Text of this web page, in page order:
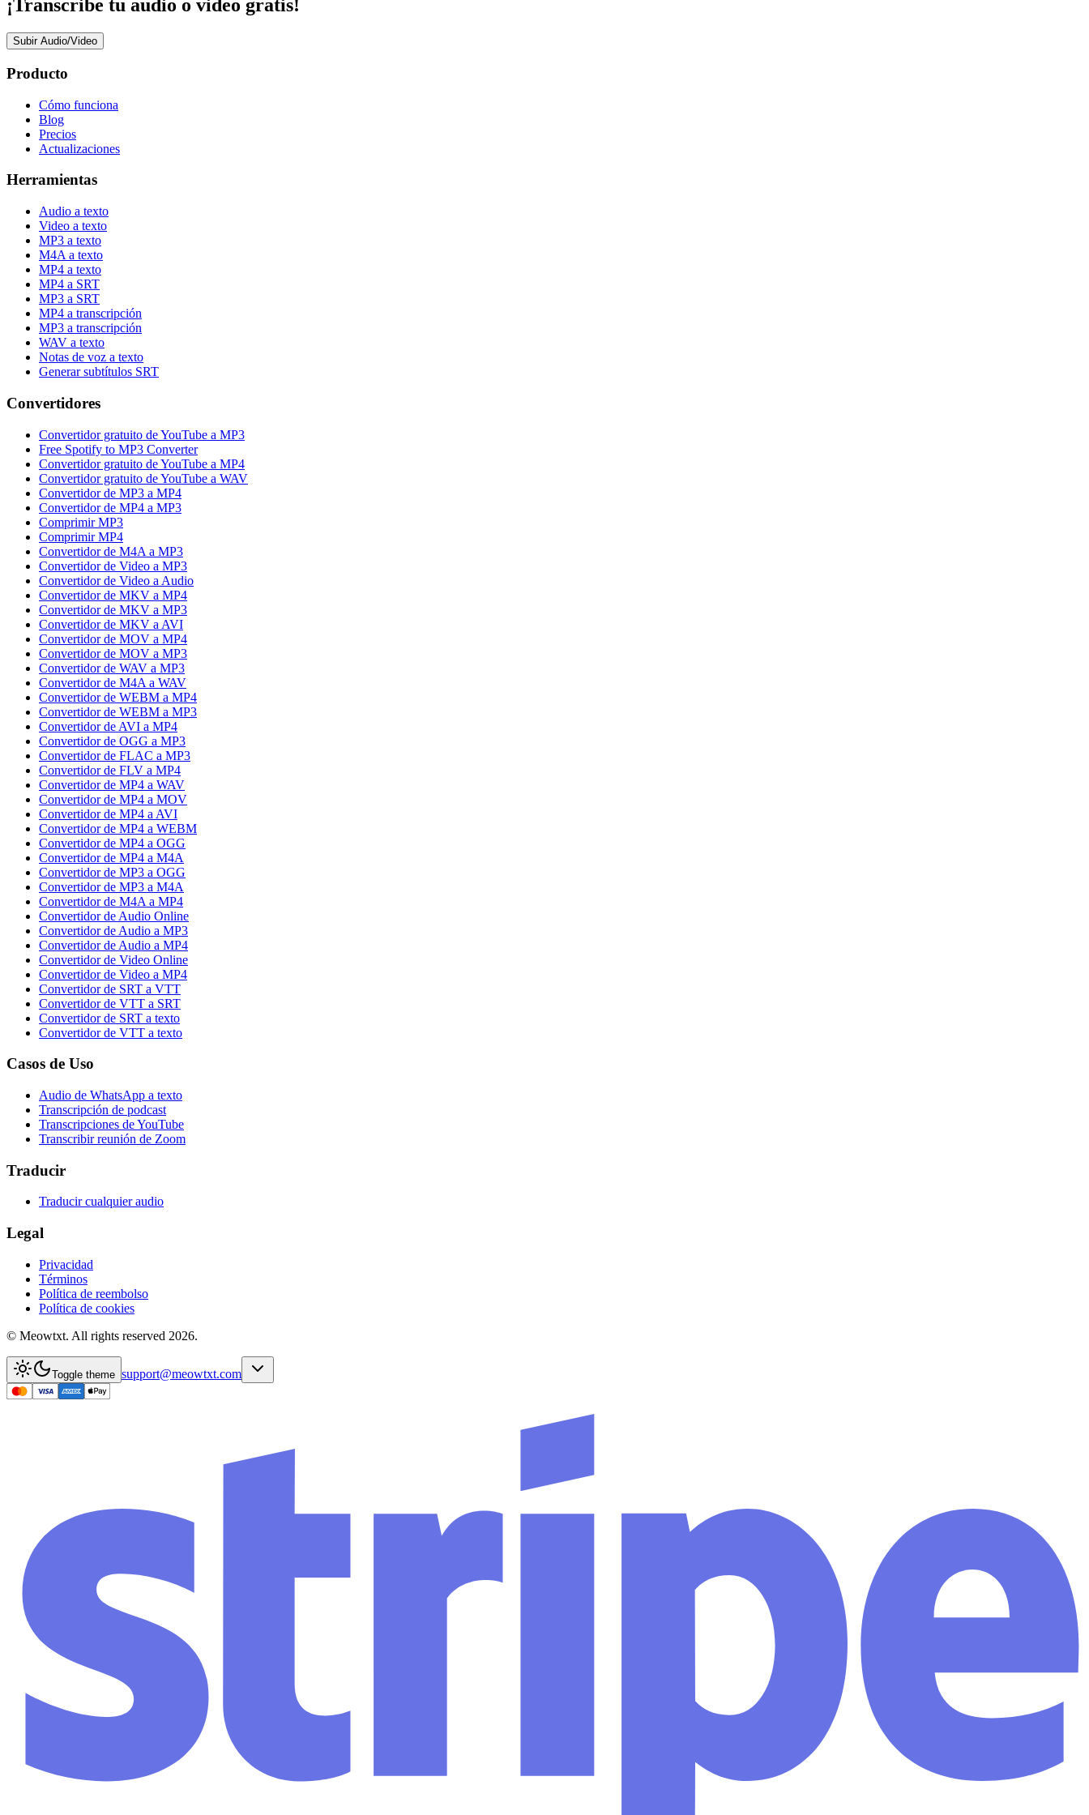
¡Transcribe tu audio o video gratis!
Subir Audio/Video
Producto
Cómo funciona
Blog
Precios
Actualizaciones
Herramientas
Audio a texto
Video a texto
MP3 a texto
M4A a texto
MP4 a texto
MP4 a SRT
MP3 a SRT
MP4 a transcripción
MP3 a transcripción
WAV a texto
Notas de voz a texto
Generar subtítulos SRT
Convertidores
Convertidor gratuito de YouTube a MP3
Free Spotify to MP3 Converter
Convertidor gratuito de YouTube a MP4
Convertidor gratuito de YouTube a WAV
Convertidor de MP3 a MP4
Convertidor de MP4 a MP3
Comprimir MP3
Comprimir MP4
Convertidor de M4A a MP3
Convertidor de Video a MP3
Convertidor de Video a Audio
Convertidor de MKV a MP4
Convertidor de MKV a MP3
Convertidor de MKV a AVI
Convertidor de MOV a MP4
Convertidor de MOV a MP3
Convertidor de WAV a MP3
Convertidor de M4A a WAV
Convertidor de WEBM a MP4
Convertidor de WEBM a MP3
Convertidor de AVI a MP4
Convertidor de OGG a MP3
Convertidor de FLAC a MP3
Convertidor de FLV a MP4
Convertidor de MP4 a WAV
Convertidor de MP4 a MOV
Convertidor de MP4 a AVI
Convertidor de MP4 a WEBM
Convertidor de MP4 a OGG
Convertidor de MP4 a M4A
Convertidor de MP3 a OGG
Convertidor de MP3 a M4A
Convertidor de M4A a MP4
Convertidor de Audio Online
Convertidor de Audio a MP3
Convertidor de Audio a MP4
Convertidor de Video Online
Convertidor de Video a MP4
Convertidor de SRT a VTT
Convertidor de VTT a SRT
Convertidor de SRT a texto
Convertidor de VTT a texto
Casos de Uso
Audio de WhatsApp a texto
Transcripción de podcast
Transcripciones de YouTube
Transcribir reunión de Zoom
Traducir
Traducir cualquier audio
Legal
Privacidad
Términos
Política de reembolso
Política de cookies
© Meowtxt. All rights reserved 2026.
Toggle theme support@meowtxt.com